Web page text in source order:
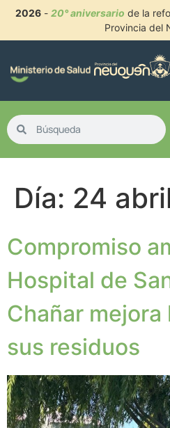
2026- 20° aniversario de la
Provincia del
Día: 24
Compromiso
Hospital de
Chañar
sus residuos